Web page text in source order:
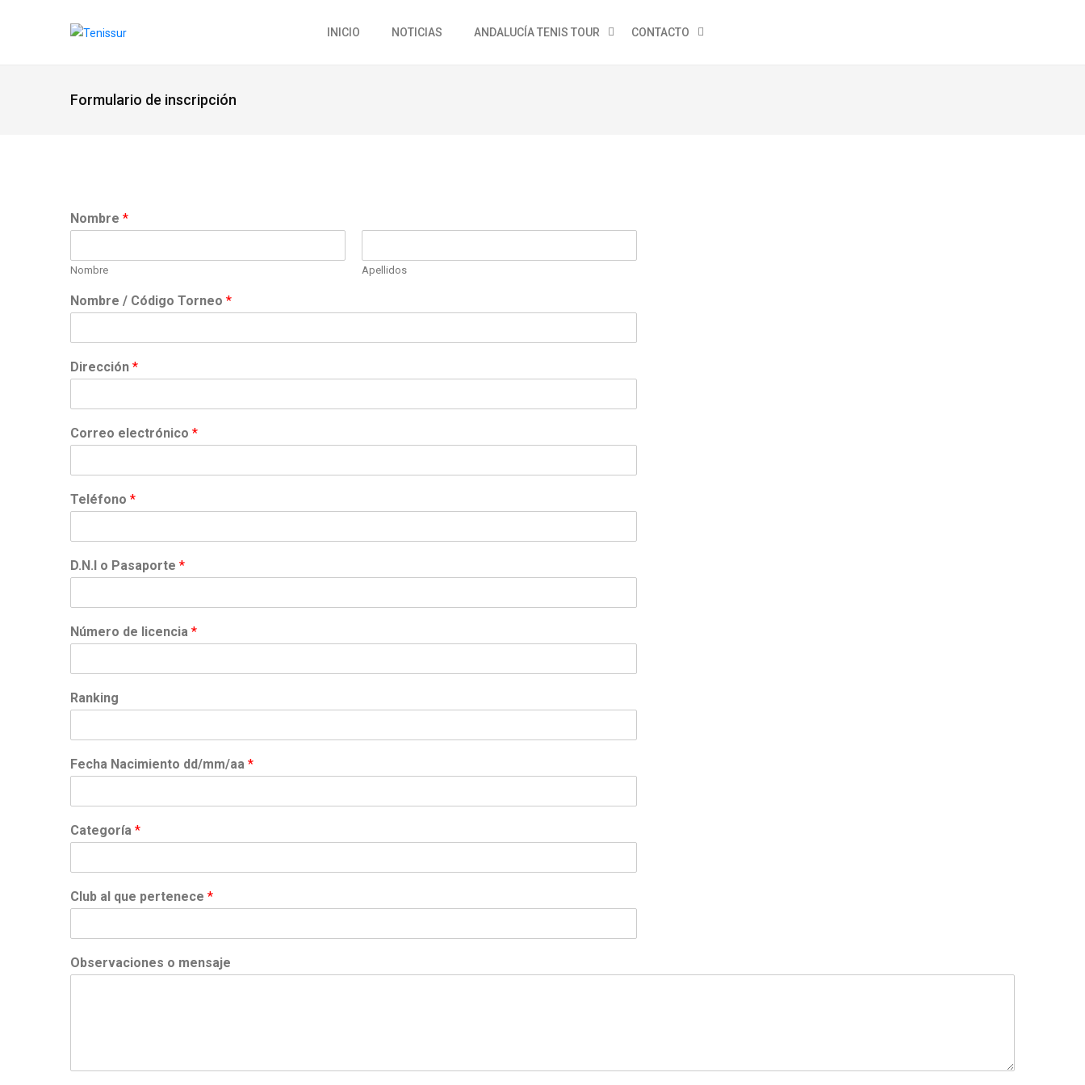
INICIO NOTICIAS ANDALUCÍA TENIS TOUR CONTACTO
Formulario de inscripción
Nombre *
Nombre Apellidos
Nombre / Código Torneo *
Dirección *
Correo electrónico *
Teléfono *
D.N.I o Pasaporte *
Número de licencia *
Ranking
Fecha Nacimiento dd/mm/aa *
Categoría *
Club al que pertenece *
Observaciones o mensaje